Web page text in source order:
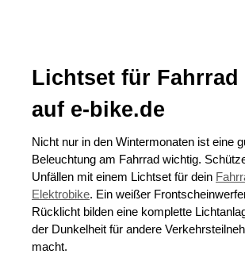
Lichtset für Fahrrad
auf e-bike.de
Nicht nur in den Wintermonaten ist eine
Beleuchtung am Fahrrad wichtig.
Unfällen mit einem Lichtset für dein
Elektrobike. Ein weißer
Rücklicht bilden eine komplette
der Dunkelheit für andere
macht.